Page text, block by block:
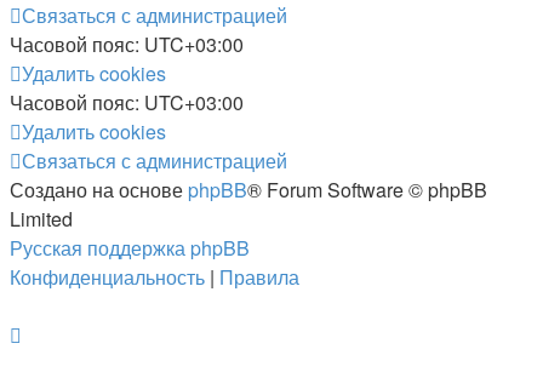
Связаться с администрацией
Часовой пояс: UTC+03:00
Удалить cookies
Часовой пояс: UTC+03:00
Удалить cookies
Связаться с администрацией
Создано на основе phpBB® Forum Software © phpBB
Limited
Русская поддержка phpBB
Конфиденциальность | Правила